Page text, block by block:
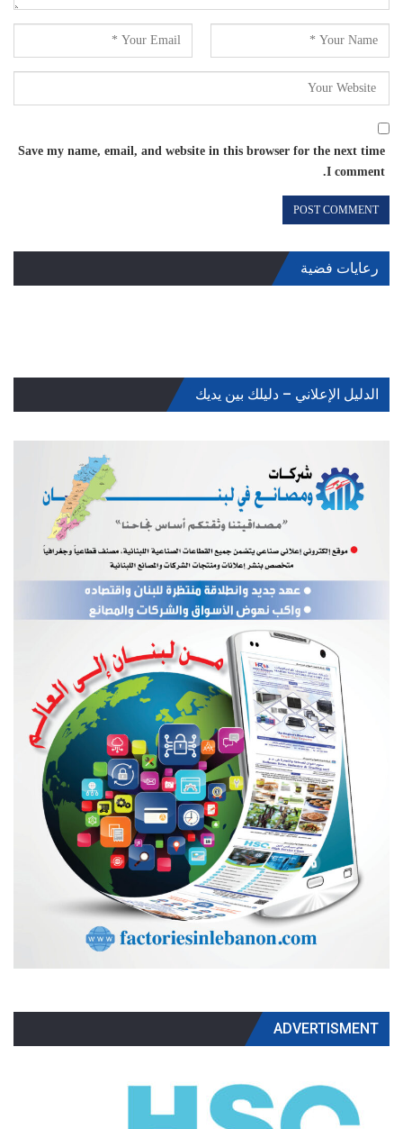
Save my name, email, and website in this browser for the next time
I comment.
رعايات فضية
الدليل الإعلاني – دليلك بين يديك
ADVERTISMENT